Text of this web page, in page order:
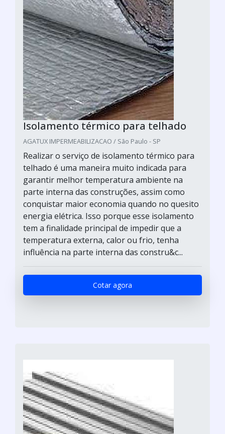
Isolamento térmico para telhado
AGATUX IMPERMEABILIZACAO / São Paulo - SP
Realizar o serviço de isolamento térmico para
telhado é uma maneira muito indicada para
garantir melhor temperatura ambiente na
parte interna das construções, assim como
conquistar maior economia quando no quesito
energia elétrica. Isso porque esse isolamento
tem a finalidade principal de impedir que a
temperatura externa, calor ou frio, tenha
influência na parte interna das constru&c...
Cotar agora